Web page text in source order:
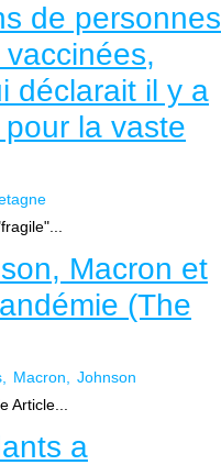
de personnes
déclarait il y a
la vaste
Macron et
(The
Macron
Johnson
Article...
a